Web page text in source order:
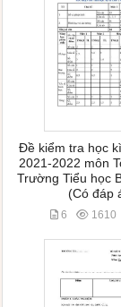
Đề kiểm tra học
2021-2022 môn
Trường Tiểu học
(Có đáp
6 1610